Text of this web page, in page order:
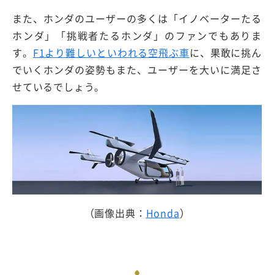
また、ホンダのユーザーの多くは「イノベーターたる
ホンダ」「挑戦者たるホンダ」のファンでもありま
す。 F1より難しいといわれる空飛ぶ車に、果敢に挑ん
でいくホンダの姿勢もまた、ユーザーを大いに満足さ
せているでしょう。
（画像出典： Honda）